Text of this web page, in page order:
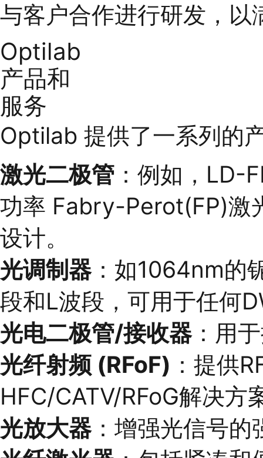
与客户合作进行研发，以
Optilab
产品和
服务
Optilab 提供了一系列的
激光二极管 ：例如，LD-
功率 Fabry-Perot(FP)激
设计。
光调制器：如1064nm的
段和L波段，可用于任何
光电二极管/接收器：用
光纤射频 (RFoF) ：提供
HFC/CATV/RFoG解决方
光放大器：增强光信号的